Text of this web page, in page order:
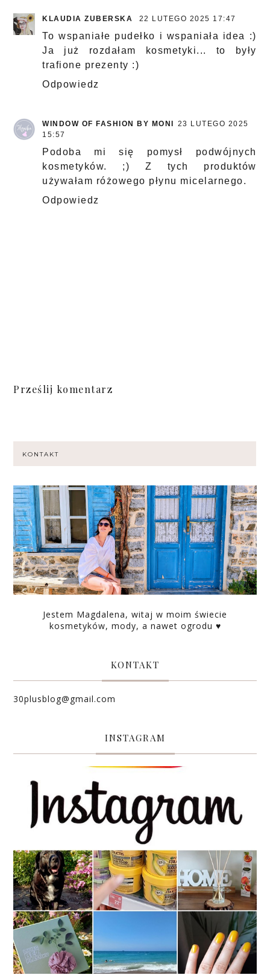
KLAUDIA ZUBERSKA 22 LUTEGO 2025 17:47
To wspaniałe pudełko i wspaniała idea :)
Ja już rozdałam kosmetyki... to były
trafione prezenty :)
Odpowiedz
WINDOW OF FASHION BY MONI 23 LUTEGO 2025
15:57
Podoba mi się pomysł podwójnych
kosmetyków. ;) Z tych produktów
używałam różowego płynu micelarnego.
Odpowiedz
Prześlij komentarz
KONTAKT
Jestem Magdalena, witaj w moim świecie
kosmetyków, mody, a nawet ogrodu ♥
KONTAKT
30plusblog@gmail.com
INSTAGRAM